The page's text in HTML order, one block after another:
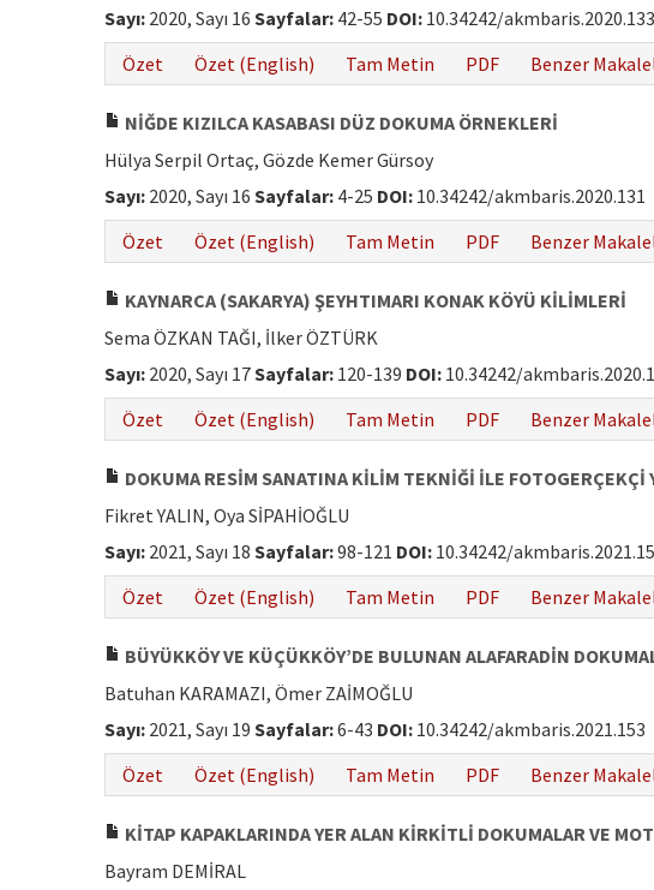
Sayı: 2020, Sayı 16 Sayfalar: 42-55 DOI: 10.34242/akmbaris.2020.133
Özet
Özet (English) Tam Metin PDF Benzer
NİĞDE KIZILCA KASABASI DÜZ DOKUMA ÖRNEKLERİ
Hülya Serpil Ortaç, Gözde Kemer Gürsoy
Sayı: 2020, Sayı 16 Sayfalar: 4-25 DOI: 10.34242/akmbaris.2020.131
Özet
Özet (English) Tam Metin PDF Benzer
KAYNARCA (SAKARYA) ŞEYHTIMARI KONAK KÖYÜ KİLİMLERİ
Sema ÖZKAN TAĞI, İlker ÖZTÜRK
Sayı: 2020, Sayı 17Sayfalar: 120-139 DOI: 10.34242/
Özet
Özet (English) Tam Metin PDF Benzer
DOKUMA RESİM SANATINA KİLİM TEKNİĞİ İLE FOTOGERÇEKÇİ
Fikret YALIN, Oya SİPAHİOĞLU
Sayı: 2021, Sayı 18 Sayfalar:98-121 DOI: 10.34242/
Özet
Özet (English) Tam Metin PDF Benzer
BÜYÜKKÖY VE KÜÇÜKKÖY’DE BULUNAN ALAFARADİN
Batuhan KARAMAZI, Ömer ZAİMOĞLU
Sayı: 2021, Sayı 19 Sayfalar:6-43 DOI: 10.34242/akmbaris.2021.153
Özet
Özet (English) Tam Metin PDF Benzer
KİTAP KAPAKLARINDA YER ALAN KİRKİTLİ DOKUMALAR VE
Bayram DEMİRAL